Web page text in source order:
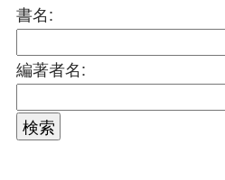
書名:
編著者名: